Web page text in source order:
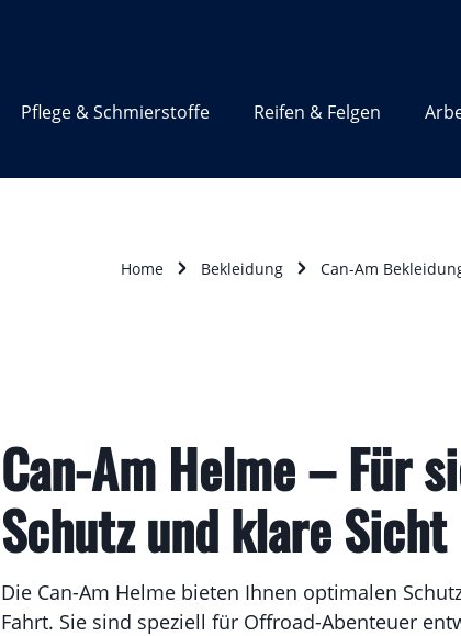
Pflege & Schmierstoffe Reifen & Felgen
Home Bekleidung Can-Am
Can-Am Helme – Für
Schutz und klare Sicht
Die Can-Am Helme bieten Ihnen optimalen
Fahrt. Sie sind speziell für Offroad-Abenteuer